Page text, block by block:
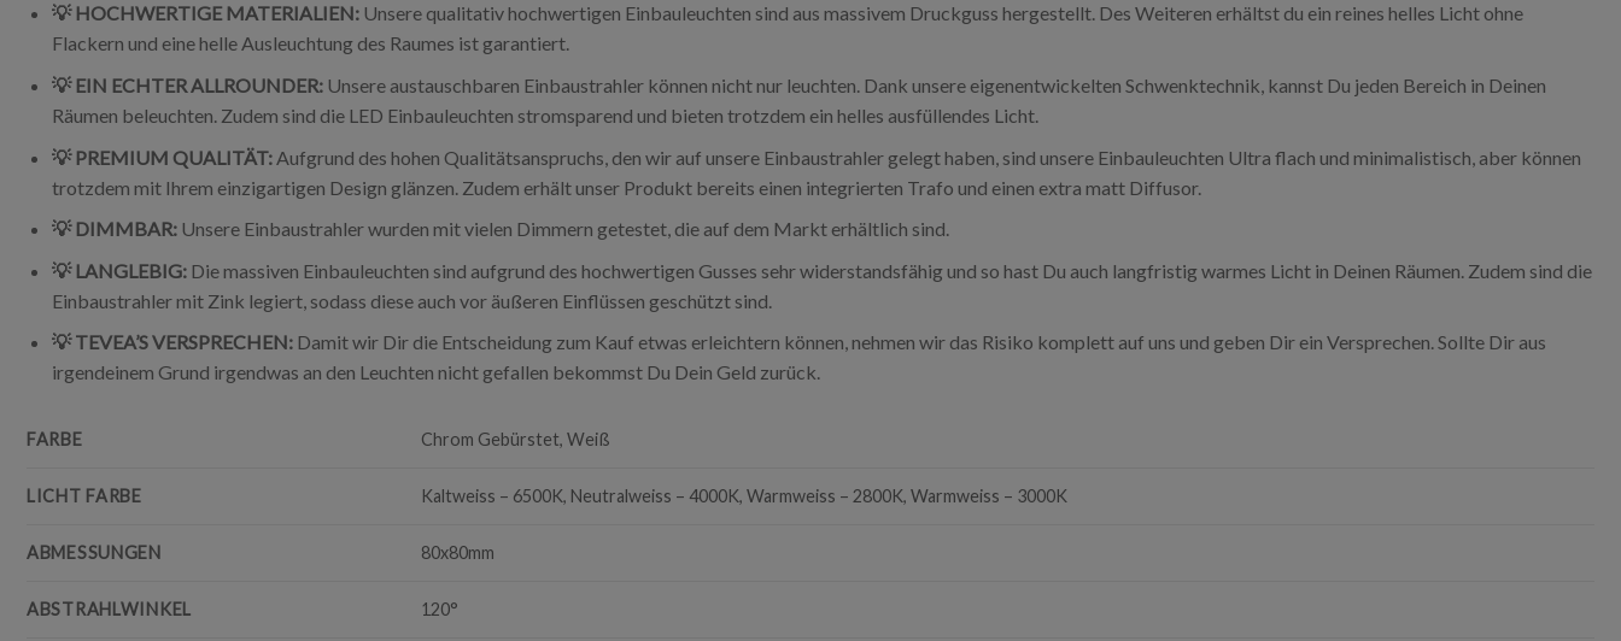
💡 HOCHWERTIGE MATERIALIEN:Unsere qualitativ hochwertigen Einbauleuchten sind aus massivem Druckguss hergestellt. Des Weiteren erhältst du ein reines helles Licht ohne
Flackern und eine helle Ausleuchtung des Raumes ist garantiert.
💡 EIN ECHTER ALLROUNDER:Unsere austauschbaren Einbaustrahler können nicht nur leuchten. Dank unsere eigenentwickelten Schwenktechnik, kannst Du jeden Bereich in Deinen
Räumen beleuchten. Zudem sind die LED Einbauleuchten stromsparend und bieten trotzdem ein helles ausfüllendes Licht.
💡 PREMIUM QUALITÄT:Aufgrund des hohen Qualitätsanspruchs, den wir auf unsere Einbaustrahler gelegt haben, sind unsere Einbauleuchten Ultra flach und minimalistisch, aber können
trotzdem mit Ihrem einzigartigen Design glänzen. Zudem erhält unser Produkt bereits einen integrierten Trafo und einen extra matt Diffusor.
💡 DIMMBAR: Unsere Einbaustrahler wurden mit vielen Dimmern getestet, die auf dem Markt erhältlich sind.
💡 LANGLEBIG:Die massiven Einbauleuchten sind aufgrund des hochwertigen Gusses sehr widerstandsfähig und so hast Du auch langfristig warmes Licht in Deinen Räumen. Zudem sind die
Einbaustrahler mit Zink legiert, sodass diese auch vor äußeren Einflüssen geschützt sind.
💡 TEVEA’S VERSPRECHEN:Damit wir Dir die Entscheidung zum Kauf etwas erleichtern können, nehmen wir das Risiko komplett auf uns und geben Dir ein Versprechen. Sollte Dir aus
irgendeinem Grund irgendwas an den Leuchten nicht gefallen bekommst Du Dein Geld zurück.
FARBE Chrom Gebürstet, Weiß
LICHT FARBE Kaltweiss – 6500K, Neutralweiss – 4000K, Warmweiss – 2800K, Warmweiss – 3000K
ABMESSUNGEN 80x80mm
ABSTRAHLWINKEL 120°